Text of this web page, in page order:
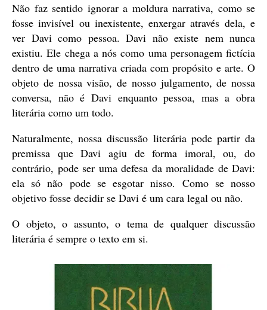
Não faz sentido ignorar a moldura narrativa, como se
fosse invisível ou inexistente, enxergar através dela, e
ver Davi como pessoa. Davi não existe nem nunca
existiu. Ele chega a nós como uma personagem fictícia
dentro de uma narrativa criada com propósito e arte. O
objeto de nossa visão, de nosso julgamento, de nossa
conversa, não é Davi enquanto pessoa, mas a obra
literária como um todo.
Naturalmente, nossa discussão literária pode partir da
premissa que Davi agiu de forma imoral, ou, do
contrário, pode ser uma defesa da moralidade de Davi:
ela só não pode se esgotar nisso. Como se nosso
objetivo fosse decidir se Davi é um cara legal ou não.
O objeto, o assunto, o tema de qualquer discussão
literária é sempre o texto em si.